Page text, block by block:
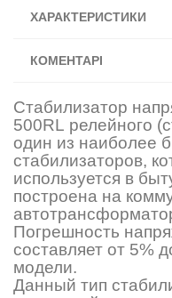
ХАРАКТЕРИСТИКИ
КОМЕНТАРІ
Стабилизатор
500RL релейного
один из наиболее
стабилизаторов,
используется в
построена на
Погрешность
составляет от 5%
модели.
Данный тип